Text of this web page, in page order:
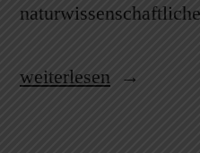
weiterlesen